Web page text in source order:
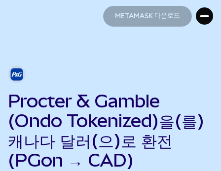
METAMASK 다운로드
Procter & Gamble
(Ondo Tokenized)을(를)
캐나다 달러(으)로 환전
(PGon → CAD)